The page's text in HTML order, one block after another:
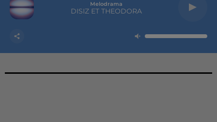
Melodrama
DISIZ ET THEODORA